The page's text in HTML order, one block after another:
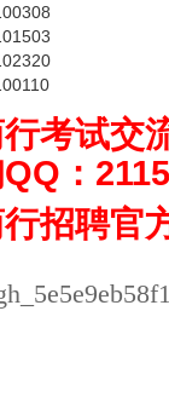
考试交
：
招聘官